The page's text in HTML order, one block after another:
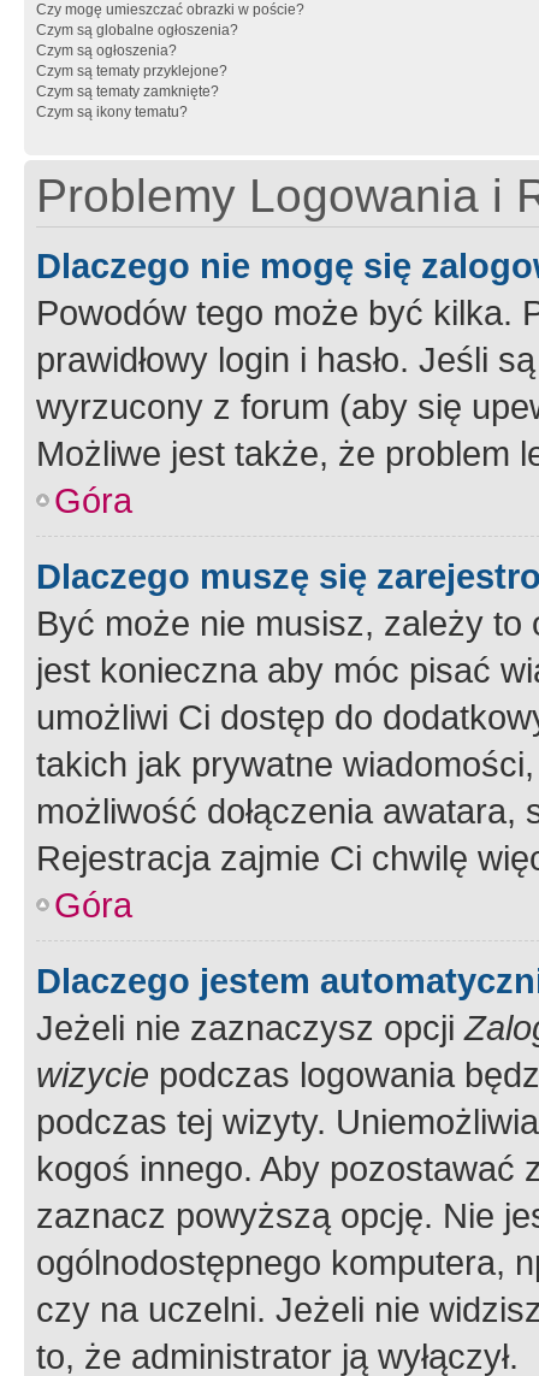
Czy mogę umieszczać obrazki w poście?
Czym są globalne ogłoszenia?
Czym są ogłoszenia?
Czym są tematy przyklejone?
Czym są tematy zamknięte?
Czym są ikony tematu?
Problemy Logowania i
Dlaczego nie mogę się
Powodów tego może być kilka.
prawidłowy login i hasło. Jeśli
wyrzucony z forum (aby się
Możliwe jest także, że problem
Góra
Dlaczego muszę się
Być może nie musisz, zależy
jest konieczna aby móc pisać
umożliwi Ci dostęp do
takich jak prywatne
możliwość dołączenia
Rejestracja zajmie Ci chwilę
Góra
Dlaczego jestem
Jeżeli nie zaznaczysz opcji
wizycie podczas logowania
podczas tej wizyty.
kogoś innego. Aby pozostawać
zaznacz powyższą opcję. Nie
ogólnodostępnego komputera,
czy na uczelni. Jeżeli nie
to, że administrator ją wyłączył.